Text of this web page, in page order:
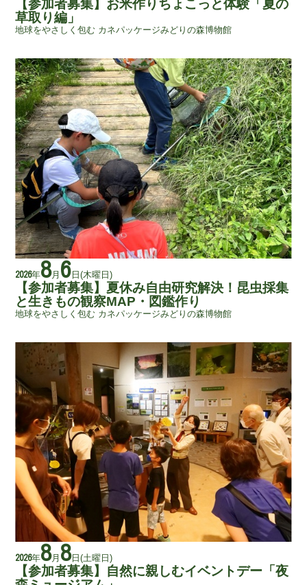
【参加者募集】お米作りちょこっと体験「夏の
草取り編」
地球をやさしく包む カネパッケージみどりの森博物館
2026年8月 6日(木曜日)
【参加者募集】夏休み自由研究解決！昆虫採集
と生きもの観察MAP・図鑑作り
地球をやさしく包む カネパッケージみどりの森博物館
2026年8月 8日(土曜日)
【参加者募集】自然に親しむイベントデー「夜